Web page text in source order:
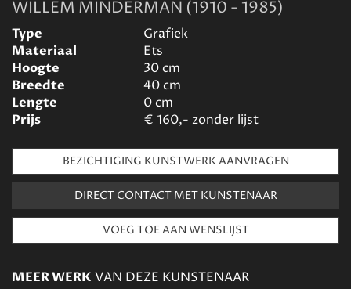
WILLEM MINDERMAN (1910 - 1985)
Type
Grafiek
Materiaal
Ets
Hoogte
30cm
Breedte
40cm
Lengte
0cm
Prijs
€ 160,- zonder lijst
BEZICHTIGING KUNSTWERK AANVRAGEN
DIRECT CONTACT MET KUNSTENAAR
MEER WERK VAN DEZE KUNSTENAAR